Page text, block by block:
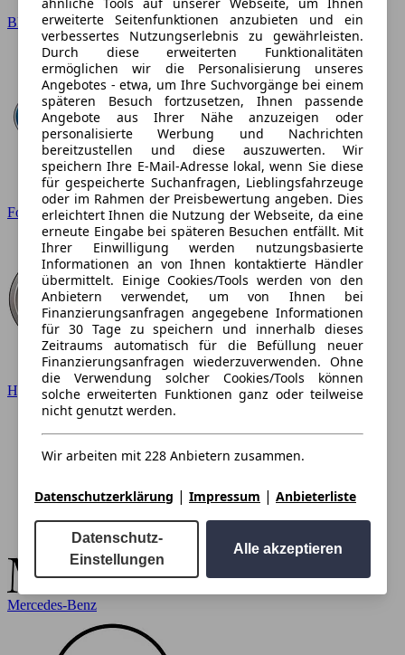
BMW
Ford
Hyundai
Mercedes-Benz
erweiterte Seitenfunktionen anzubieten und ein
verbessertes Nutzungserlebnis zu gewährleisten.
Durch diese erweiterten Funktionalitäten
ermöglichen wir die Personalisierung unseres
Angebotes - etwa, um Ihre Suchvorgänge bei einem
späteren Besuch fortzusetzen, Ihnen passende
Angebote aus Ihrer Nähe anzuzeigen oder
personalisierte Werbung und Nachrichten
bereitzustellen und diese auszuwerten. Wir
speichern Ihre E-Mail-Adresse lokal, wenn Sie diese
für gespeicherte Suchanfragen, Lieblingsfahrzeuge
oder im Rahmen der Preisbewertung angeben. Dies
erleichtert Ihnen die Nutzung der Webseite, da eine
erneute Eingabe bei späteren Besuchen entfällt. Mit
Ihrer Einwilligung werden nutzungsbasierte
Informationen an von Ihnen kontaktierte Händler
übermittelt. Einige Cookies/Tools werden von den
Anbietern verwendet, um von Ihnen bei
Finanzierungsanfragen angegebene Informationen
für 30 Tage zu speichern und innerhalb dieses
Zeitraums automatisch für die Befüllung neuer
Finanzierungsanfragen wiederzuverwenden. Ohne
die Verwendung solcher Cookies/Tools können
solche erweiterten Funktionen ganz oder teilweise
nicht genutzt werden.
Wir arbeiten mit 228 Anbietern zusammen.
Datenschutzerklärung | Impressum | Anbieterliste
Datenschutz-
Einstellungen
Alle akzeptieren